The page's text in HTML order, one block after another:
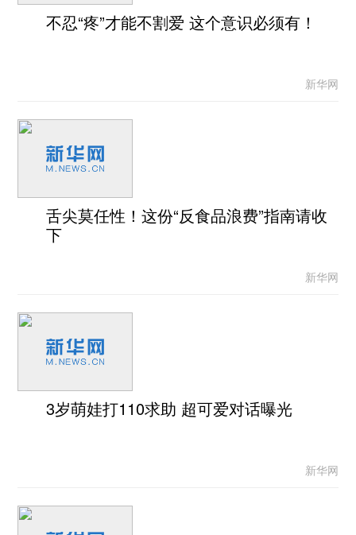
不忍“疼”才能不割爱 这个意识必须有！
新华网
舌尖莫任性！这份“反食品浪费”指南请收
下
新华网
3岁萌娃打110求助 超可爱对话曝光
新华网